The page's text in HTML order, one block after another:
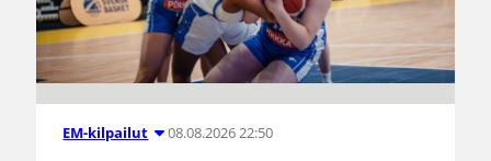
EM-kilpailut 08.08.2026 22:50